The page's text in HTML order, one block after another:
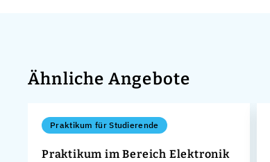
Ähnliche Angebote
Praktikum für Studierende
Praktikum im Bereich Elektronik